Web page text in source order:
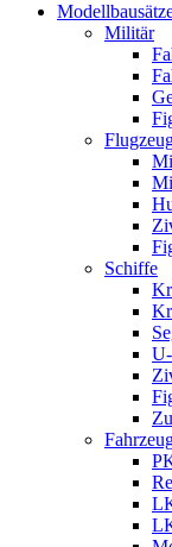
Militär
Schiffe